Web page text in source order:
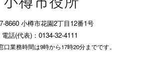
8660 小樽市花園2丁目12番1号
電話(代表)：0134-32-4111
口業務時間は9時から17時20分までです。